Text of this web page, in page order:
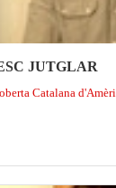
JUTGLAR
Catalana